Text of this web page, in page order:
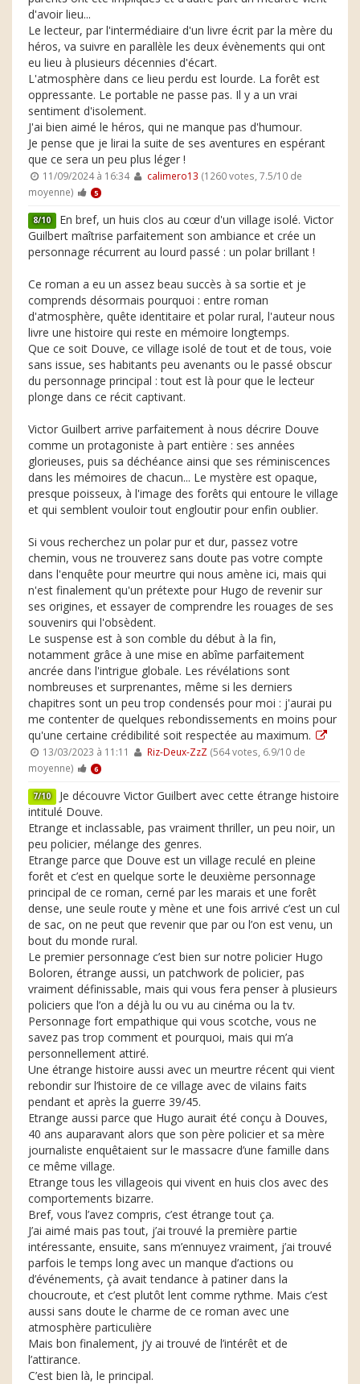
d'avoir lieu...
Le lecteur, par l'intermédiaire d'un livre écrit par la mère du
héros, va suivre en parallèle les deux évènements qui ont
eu lieu à plusieurs décennies d'écart.
L'atmosphère dans ce lieu perdu est lourde. La forêt est
oppressante. Le portable ne passe pas. Il y a un vrai
sentiment d'isolement.
J'ai bien aimé le héros, qui ne manque pas d'humour.
Je pense que je lirai la suite de ses aventures en espérant
que ce sera un peu plus léger !
11/09/2024 à 16:34 calimero13 (1260 votes, 7.5/10 de
moyenne)
5
8/10 En bref, un huis clos au cœur d'un village isolé. Victor
Guilbert maîtrise parfaitement son ambiance et crée un
personnage récurrent au lourd passé : un polar brillant !
Ce roman a eu un assez beau succès à sa sortie et je
comprends désormais pourquoi : entre roman
d'atmosphère, quête identitaire et polar rural, l'auteur nous
livre une histoire qui reste en mémoire longtemps.
Que ce soit Douve, ce village isolé de tout et de tous, voie
sans issue, ses habitants peu avenants ou le passé obscur
du personnage principal : tout est là pour que le lecteur
plonge dans ce récit captivant.
Victor Guilbert arrive parfaitement à nous décrire Douve
comme un protagoniste à part entière : ses années
glorieuses, puis sa déchéance ainsi que ses réminiscences
dans les mémoires de chacun... Le mystère est opaque,
presque poisseux, à l'image des forêts qui entoure le village
et qui semblent vouloir tout engloutir pour enfin oublier.
Si vous recherchez un polar pur et dur, passez votre
chemin, vous ne trouverez sans doute pas votre compte
dans l'enquête pour meurtre qui nous amène ici, mais qui
n'est finalement qu'un prétexte pour Hugo de revenir sur
ses origines, et essayer de comprendre les rouages de ses
souvenirs qui l'obsèdent.
Le suspense est à son comble du début à la fin,
notamment grâce à une mise en abîme parfaitement
ancrée dans l'intrigue globale. Les révélations sont
nombreuses et surprenantes, même si les derniers
chapitres sont un peu trop condensés pour moi : j'aurai pu
me contenter de quelques rebondissements en moins pour
qu'une certaine crédibilité soit respectée au maximum.
13/03/2023 à 11:11 Riz-Deux-ZzZ (564 votes, 6.9/10 de
moyenne)
6
7/10 Je découvre Victor Guilbert avec cette étrange histoire
intitulé Douve.
Etrange et inclassable, pas vraiment thriller, un peu noir, un
peu policier, mélange des genres.
Etrange parce que Douve est un village reculé en pleine
forêt et c’est en quelque sorte le deuxième personnage
principal de ce roman, cerné par les marais et une forêt
dense, une seule route y mène et une fois arrivé c’est un cul
de sac, on ne peut que revenir que par ou l’on est venu, un
bout du monde rural.
Le premier personnage c’est bien sur notre policier Hugo
Boloren, étrange aussi, un patchwork de policier, pas
vraiment définissable, mais qui vous fera penser à plusieurs
policiers que l’on a déjà lu ou vu au cinéma ou la tv.
Personnage fort empathique qui vous scotche, vous ne
savez pas trop comment et pourquoi, mais qui m’a
personnellement attiré.
Une étrange histoire aussi avec un meurtre récent qui vient
rebondir sur l’histoire de ce village avec de vilains faits
pendant et après la guerre 39/45.
Etrange aussi parce que Hugo aurait été conçu à Douves,
40 ans auparavant alors que son père policier et sa mère
journaliste enquêtaient sur le massacre d’une famille dans
ce même village.
Etrange tous les villageois qui vivent en huis clos avec des
comportements bizarre.
Bref, vous l’avez compris, c’est étrange tout ça.
J’ai aimé mais pas tout, j’ai trouvé la première partie
intéressante, ensuite, sans m’ennuyez vraiment, j’ai trouvé
parfois le temps long avec un manque d’actions ou
d’événements, çà avait tendance à patiner dans la
choucroute, et c’est plutôt lent comme rythme. Mais c’est
aussi sans doute le charme de ce roman avec une
atmosphère particulière
Mais bon finalement, j’y ai trouvé de l’intérêt et de
l’attirance.
C’est bien là, le principal.